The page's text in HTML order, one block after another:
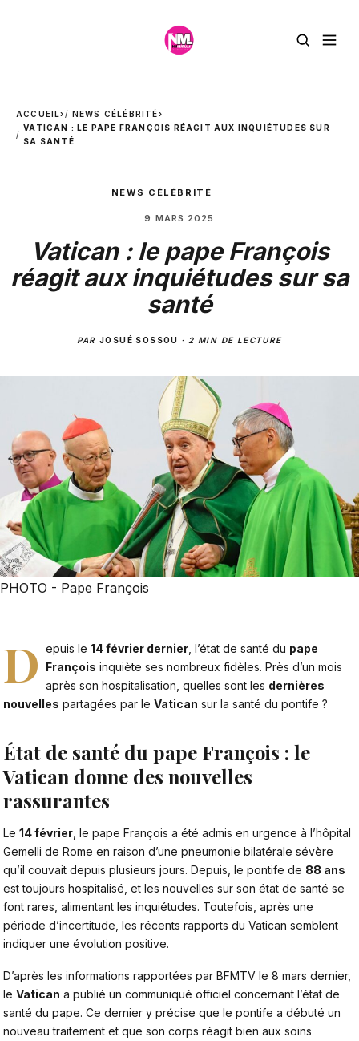
ACCUEIL› NEWS CÉLÉBRITÉ›
VATICAN : LE PAPE FRANÇOIS RÉAGIT AUX INQUIÉTUDES SUR
SA SANTÉ
NEWS CÉLÉBRITÉ
9 MARS 2025
Vatican : le pape François
réagit aux inquiétudes sur sa
santé
PARJOSUÉ SOSSOU · 2 MIN DE LECTURE
PHOTO - Pape François
D epuis le14 février dernier, l’état de santé du pape
François inquiète ses nombreux fidèles. Près d’un mois
après son hospitalisation, quelles sont les dernières
nouvelles partagées par le Vatican sur la santé du pontife ?
État de santé du pape François : le
Vatican donne des nouvelles
rassurantes
Le 14 février , le pape François a été admis en urgence à l’hôpital
Gemelli de Rome en raison d’une pneumonie bilatérale sévère
qu’il couvait depuis plusieurs jours. Depuis, le pontife de 88 ans
est toujours hospitalisé, et les nouvelles sur son état de santé se
font rares, alimentant les inquiétudes. Toutefois, après une
période d’incertitude, les récents rapports du Vatican semblent
indiquer une évolution positive.
D’après les informations rapportées par BFMTV le 8 mars dernier,
le Vatican a publié un communiqué officiel concernant l’état de
santé du pape. Ce dernier y précise que le pontife a débuté un
nouveau traitement et que son corps réagit bien aux soins